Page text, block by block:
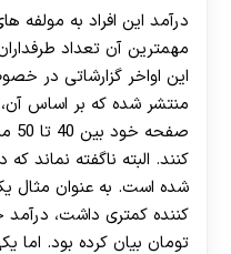
درآمد این افراد به مولفه
مهمترین آن تعداد
این اواخر گزارشاتی در
منتشر شده که بر اساس آن،
کنند. البته ناگفته نماند
شده است. به عنوان مثال